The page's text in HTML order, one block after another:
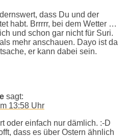
dass Du und der
habt. Brrrrr, bei dem Wetter …
und schon gar nicht für Suri.
mehr anschauen. Dayo ist da
er kann dabei sein.
sagt:
13:58 Uhr
oder einfach nur dämlich. :-D
dass es über Ostern ähnlich